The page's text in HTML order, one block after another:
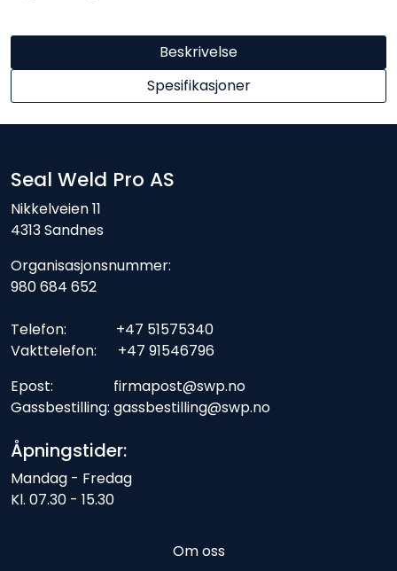
Beskrivelse
Spesifikasjoner
Seal Weld Pro AS
Nikkelveien 11
4313 Sandnes
Organisasjonsnummer:
980 684 652
Telefon: +47 51575340
Vakttelefon: +47 91546796
Epost: firmapost@swp.no
Gassbestilling: gassbestilling@swp.no
Åpningstider:
Mandag - Fredag
Kl. 07.30 - 15.30
Om oss